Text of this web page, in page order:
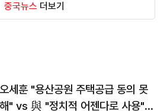
중국뉴스 더보기
오세훈 "용산공원 주택공급 동의 못
해" vs 與 "정치적 어젠다로 사용"